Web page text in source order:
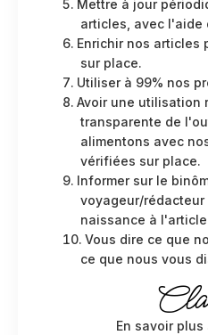
Mettre à jour
articles, avec l'aide
Enrichir nos articles
sur place.
Utiliser à 99% nos
Avoir une utilisation
transparente de
alimentons avec
vérifiées sur place.
Informer sur le
voyageur/rédacteur
naissance à
Vous dire ce que
ce que nous vous
En savoir plus